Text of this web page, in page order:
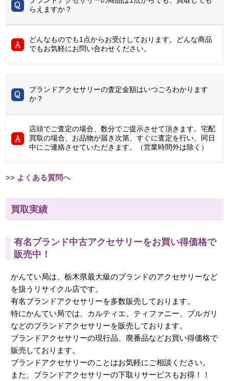
らえますか？
どんなものでも1点からお受けしております。どんな商品
でもお気軽にお問い合わせください。
ブランドアクセサリーの査定金額はいつごろわかります
か？
店頭でご査定の場合、数分でご提示させて頂きます。宅配
買取の場合、お品物が届き次第、すぐに査定を行い、同日
中にご連絡させていただきます。（営業時間外は除く）
>> よくある質問へ
買取実績
有名ブランド中古アクセサリーをお買い得価格で
販売中！
かんてい局は、栃木県最大級のブランドのアクセサリーなど
を扱うリサイクル店です。
有名ブランドアクセサリーを多数販売しております。
特にかんてい局では、カルティエ、ティファニー、ブルガリ
などのブランドアクセサリーを販売しております。
ブランドアクセサリーの現行品、廃番品などお買い得価格で
販売しております。
ブランドアクセサリーのことはお気軽にご相談ください。
また、ブランドアクセサリーの下取りサービスもお得！！